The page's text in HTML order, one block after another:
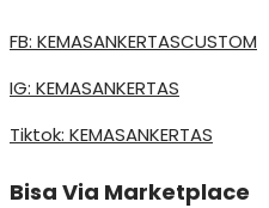
FB: KEMASANKERTASCUSTOM
IG: KEMASANKERTAS
Tiktok: KEMASANKERTAS
Bisa Via Marketplace